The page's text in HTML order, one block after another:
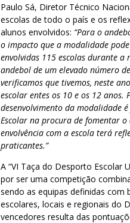
Paulo Sá, Diretor Técnico
escolas de todo o país e os
alunos envolvidos: “Para o
o impacto que a modalidade
envolvidas 115 escolas durante
andebol de um elevado número
verificamos que tivemos, neste
escolar entes os 10 e os 12 anos.
desenvolvimento da modalidade
Escolar na procura de fomentar
envolvência com a escola terá
praticantes.”
A “VI Taça do Desporto Escolar
por ser uma competição
sendo as equipas definidas
escolares, locais e regionais do
vencedores resulta das